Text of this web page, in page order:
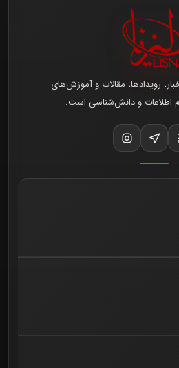
رویدادها، مقالات و آموزش‌های
اطلاعات و دانش‌شناسی است.